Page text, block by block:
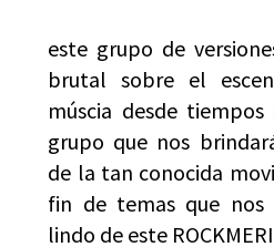
este grupo de
brutal sobre el
múscia desde
grupo que nos
de la tan conocida
fin de temas que
lindo de este